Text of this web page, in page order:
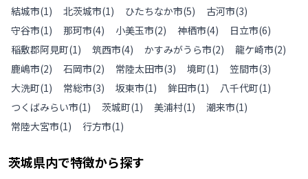
結城市(1) 北茨城市(1) ひたちなか市(5) 古河市(3)
守谷市(1) 那珂市(4) 小美玉市(2) 神栖市(4) 日立市(6)
稲敷郡阿見町(1) 筑西市(4) かすみがうら市(2) 龍ケ崎市(2)
鹿嶋市(2) 石岡市(2) 常陸太田市(3) 境町(1) 笠間市(3)
大洗町(1) 常総市(3) 坂東市(1) 鉾田市(1) 八千代町(1)
つくばみらい市(1) 茨城町(1) 美浦村(1) 潮来市(1)
常陸大宮市(1) 行方市(1)
茨城県内で特徴から探す